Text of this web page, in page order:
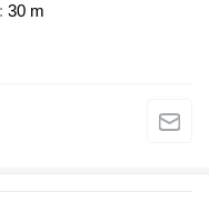
30 m